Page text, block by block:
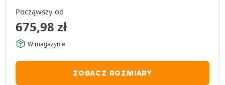
Począwszy od
675,98 zł
W magazynie
ZOBACZ ROZMIARY